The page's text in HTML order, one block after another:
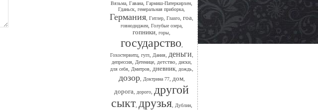
Вязьма Гавана Гармиш-Патеркирхен
Гданьск генеральная приборка
Германия Гитлер Глазго гоа
говнодиджеи, Голубые озера,
гопники горы
государство
Гохостервитц, гугл, Дания, деньги
депрессия, Детенице, детство диски,
для себя, Дмитров, дневник, дождь,
дозор, Доктрина 77, дом,
дорога дорого
другой
сыкт, друзья Дублин,